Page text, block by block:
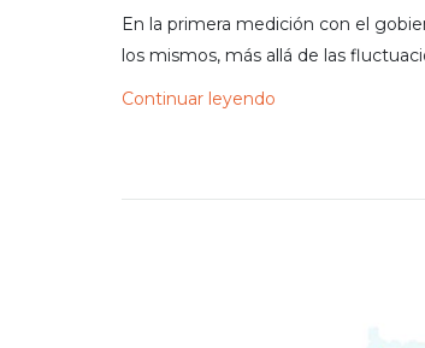
En la primera medición con el
los mismos, más allá de las
Continuar leyendo